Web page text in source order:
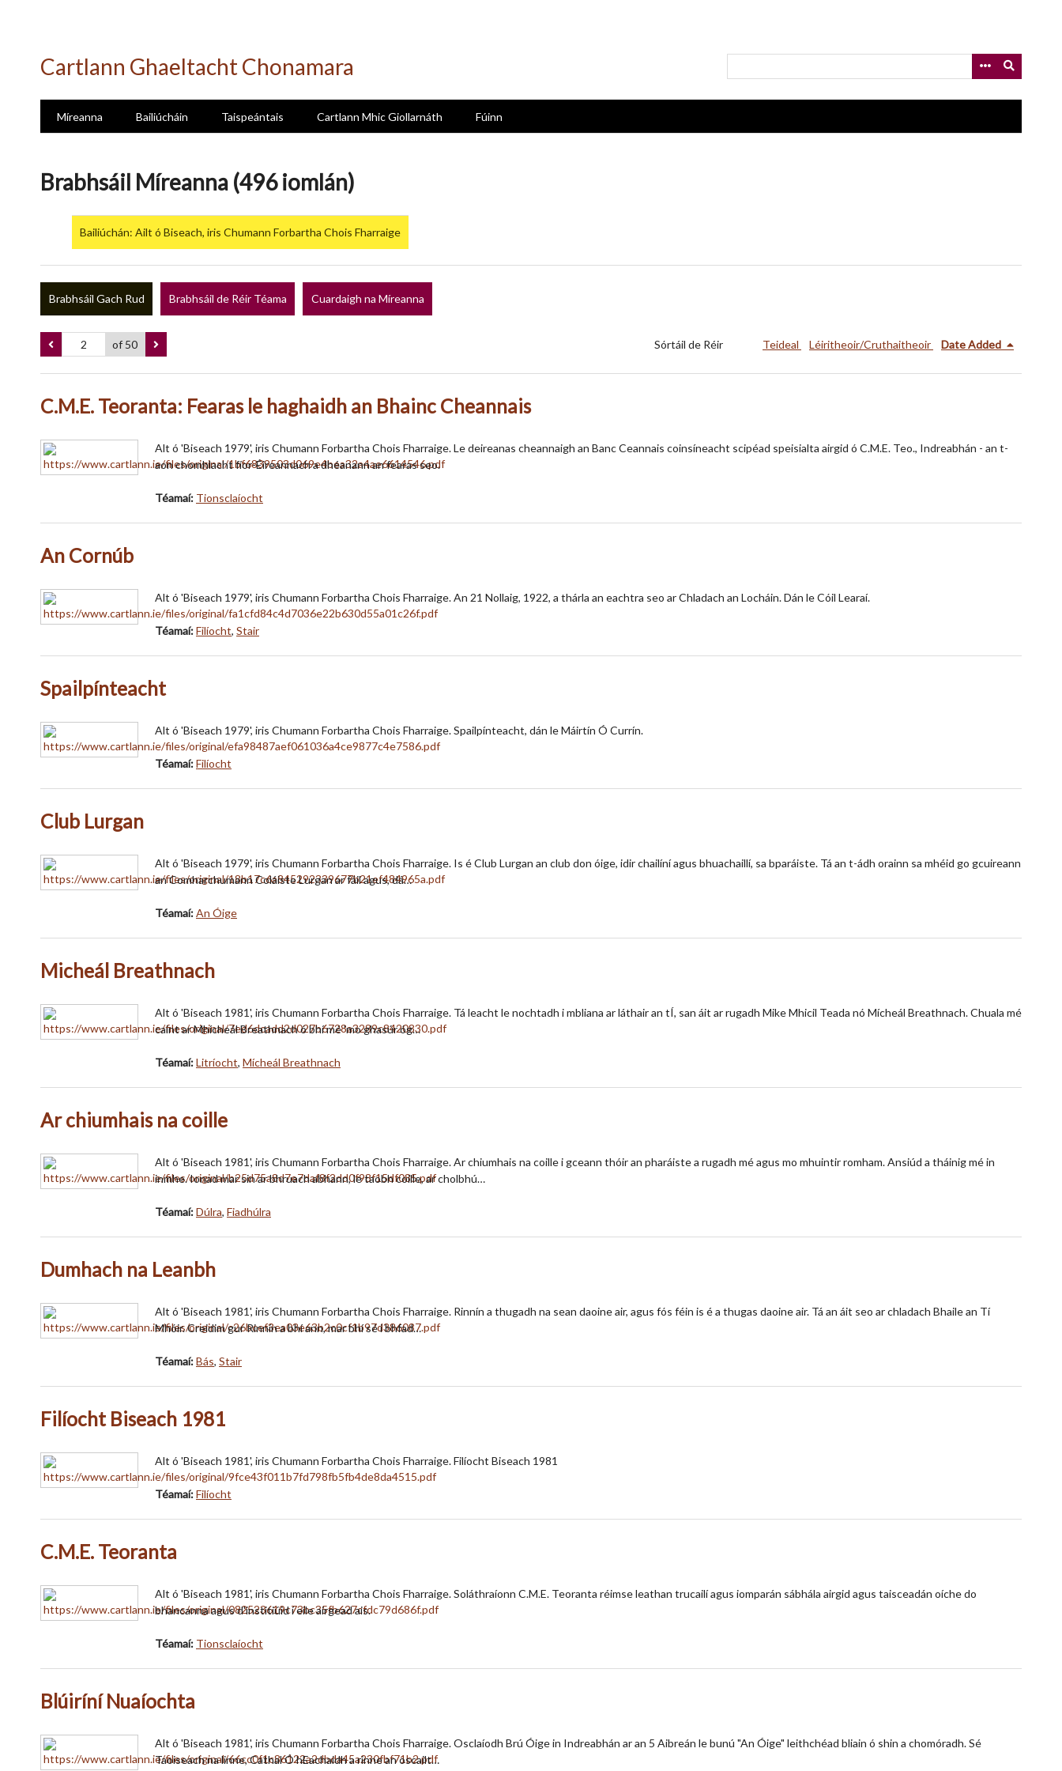
Cartlann Ghaeltacht Chonamara
Míreanna Bailiúcháin Taispeántais Cartlann Mhic Giollarnáth Fúinn
Brabhsáil Míreanna (496 iomlán)
Bailiúchán: Ailt ó Biseach, iris Chumann Forbartha Chois Fharraige
Brabhsáil Gach Rud Brabhsáil de Réir Téama Cuardaigh na Míreanna
of 50 Sórtáil de Réir Teideal Léiritheoir/Cruthaitheoir Date Added
C.M.E. Teoranta: Fearas le haghaidh an Bhainc Cheannais
Alt ó 'Biseach 1979', iris Chumann Forbartha Chois Fharraige. Le deireanas cheannaigh an Banc Ceannais coinsíneacht scipéad speisialta airgid ó C.M.E. Teo., Indreabhán - an t-
aon chomhlacht fíor-Éireannach a dhéanann an fearas seo.
Téamaí: Tionsclaíocht
An Cornúb
Alt ó 'Biseach 1979', iris Chumann Forbartha Chois Fharraige. An 21 Nollaig, 1922, a thárla an eachtra seo ar Chladach an Locháin. Dán le Cóil Learaí.
Téamaí:Filíocht, Stair
Spailpínteacht
Alt ó 'Biseach 1979', iris Chumann Forbartha Chois Fharraige. Spailpínteacht, dán le Máirtín Ó Currín.
Téamaí:Filíocht
Club Lurgan
Alt ó 'Biseach 1979', iris Chumann Forbartha Chois Fharraige. Is é Club Lurgan an club don óige, idir chailíní agus bhuachaillí, sa bparáiste. Tá an t-ádh orainn sa mhéid go gcuireann
an Comharchumann Coláiste Lurgan ar fáil agus, dá…
Téamaí:An Óige
Micheál Breathnach
Alt ó 'Biseach 1981', iris Chumann Forbartha Chois Fharraige. Tá leacht le nochtadh i mbliana ar láthair an tÍ, san áit ar rugadh Mike Mhicil Teada nó Mícheál Breathnach. Chuala mé
caint ar Mhícheál Breathnach ó bhí mé 'mo ghasúr óg…
Téamaí:Litríocht, Mícheál Breathnach
Ar chiumhais na coille
Alt ó 'Biseach 1981', iris Chumann Forbartha Chois Fharraige. Ar chiumhais na coille i gceann thóir an pharáiste a rugadh mé agus mo mhuintir romham. Ansiúd a tháinig mé in
inmhe. Ionad mar sin ar bhruach abhann, le taobh coille, ar cholbhú…
Téamaí:Dúlra, Fiadhúlra
Dumhach na Leanbh
Alt ó 'Biseach 1981', iris Chumann Forbartha Chois Fharraige. Rinnín a thugadh na sean daoine air, agus fós féin is é a thugas daoine air. Tá an áit seo ar chladach Bhaile an Tí
Mhóir. Creidim gur Rinnín a bhí ann, mar bhí sé i bhfad…
Téamaí:Bás, Stair
Filíocht Biseach 1981
Alt ó 'Biseach 1981', iris Chumann Forbartha Chois Fharraige. Filíocht Biseach 1981
Téamaí:Filíocht
C.M.E. Teoranta
Alt ó 'Biseach 1981', iris Chumann Forbartha Chois Fharraige. Soláthraíonn C.M.E. Teoranta réimse leathan trucailí agus iomparán sábhála airgid agus taisceadán oíche do
bhancanna agus d'institiúid í eile airgead ais.
Téamaí: Tionsclaíocht
Blúiríní Nuaíochta
Alt ó 'Biseach 1981', iris Chumann Forbartha Chois Fharraige. Osclaíodh Brú Óige in Indreabhán ar an 5 Aibreán le bunú "An Óige" leithchéad bliain ó shin a chomóradh. Sé
Taoiseach na linne, Cathal Ó hEachaidh a rinne an oscailt…